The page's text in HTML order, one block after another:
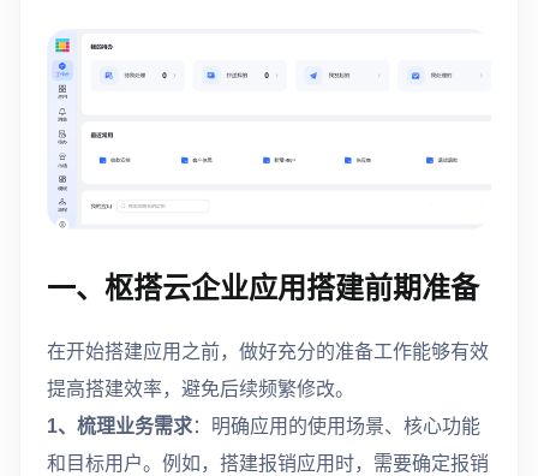
一、枢搭云企业应用搭建前期准备
在开始搭建应用之前，做好充分的准备工作能够有效
提高搭建效率，避免后续频繁修改。
1、梳理业务需求：明确应用的使用场景、核心功能
和目标用户。例如，搭建报销应用时，需要确定报销